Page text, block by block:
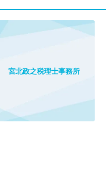
宮北政之税理士事務所